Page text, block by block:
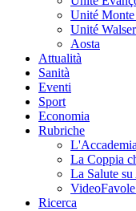
Unité Monte
Unité Walser
Aosta
Attualità
Sanità
Eventi
Sport
Economia
Rubriche
La Coppia
La Salute
Ricerca